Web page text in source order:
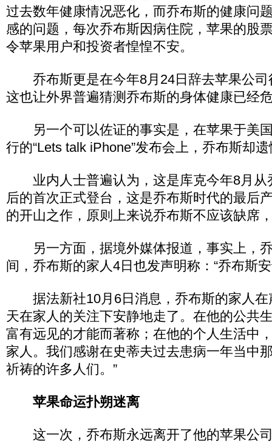
过去数年健康情况恶化，而乔布斯的健康问
感的问题，每次乔布斯因病住院，苹果的股
令苹果用户和投资者惶惶不安。
乔布斯更是在今年8月24日辞去苹果公司
这也让外界普遍猜测乔布斯的身体健康已经
另一个可以佐证的事实是，在苹果于美
行的“Lets talk iPhone”发布会上，乔布斯却
业内人士普遍认为，这是库克今年8月从
后的首次正式登台，这是乔布斯时代的最后
的开山之作，原则上来说乔布斯不应该缺席
另一方面，据境外媒体报道，事实上，
间，乔布斯的家人4日也发声明称：“乔布斯
据法新社10月6日消息，乔布斯的家人在
天在家人的关注下安静地走了。在他的公共
富有远见的才能而著称；在他的个人生活中
家人。我们感谢在史蒂夫过去患病一年当中
祈祷的许多人们。”
苹果命运扑朔迷离
这一次，乔布斯永远离开了他的苹果公